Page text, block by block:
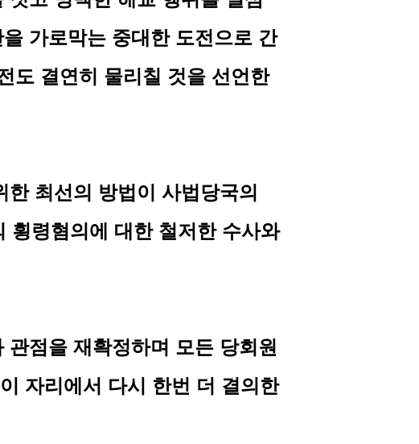
가로막는 중대한 도전으로 간
도 결연히 물리칠 것을 선언한
최선의 방법이 사법당국의
횡령혐의에 대한 철저한 수사와
점을 재확정하며 모든 당회원
자리에서 다시 한번 더 결의한